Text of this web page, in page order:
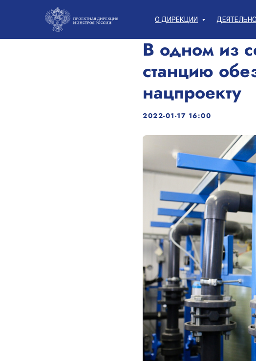
О ДИРЕКЦИИ
В одном из
станцию
нацпроекту
2022-01-17 16:00